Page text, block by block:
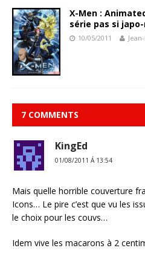
X-Men :
série pas si
10/05/2011
7 COMMENTS
KingEd
01/08/2011 Á 13:54
Mais quelle horrible couverture
Icons… Le pire c’est que vu les
le choix pour les couvs…
Idem vive les macarons à 2